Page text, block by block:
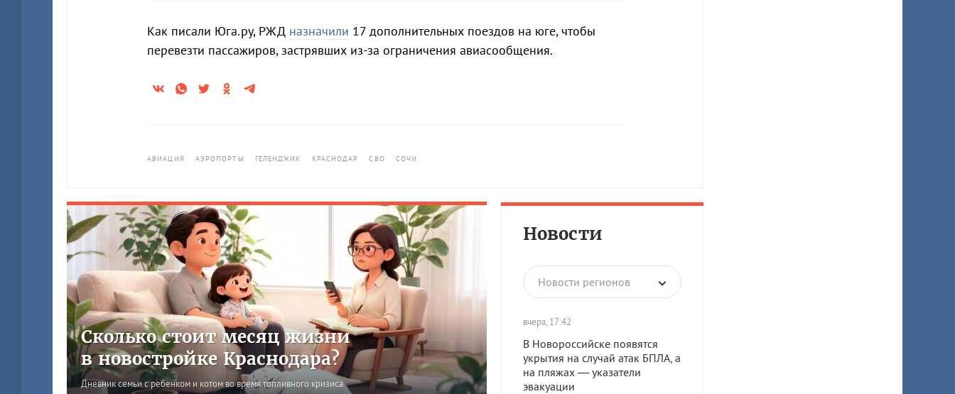
Как писали Юга.ру, РЖД назначили 17 дополнительных поездов на юге, чтобы
перевезти пассажиров, застрявших из-за ограничения авиасообщения.
АВИАЦИЯ АЭРОПОРТЫ ГЕЛЕНДЖИК КРАСНОДАР СВО СОЧИ
Новости
Новости регионов
вчера, 17:42
В Новороссийске появятся
укрытия на случай атак БПЛА, а
на пляжах — указатели
эвакуации
Сколько стоит месяц жизни
в новостройке Краснодара?
Дневник семьи с ребенком и котом во время топливного кризиса